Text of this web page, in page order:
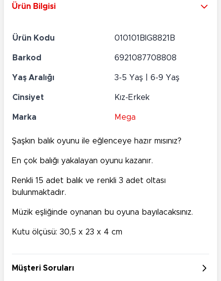
Ürün Bilgisi
Ürün Kodu 010101BIG8821B
Barkod 6921087708808
Yaş Aralığı 3-5 Yaş | 6-9 Yaş
Cinsiyet Kız-Erkek
Marka Mega
Şaşkın balık oyunu ile eğlenceye hazır mısınız?
En çok balığı yakalayan oyunu kazanır.
Renkli 15 adet balık ve renkli 3 adet oltası
bulunmaktadır.
Müzik eşliğinde oynanan bu oyuna bayılacaksınız.
Kutu ölçüsü: 30,5 x 23 x 4 cm
Müşteri Soruları